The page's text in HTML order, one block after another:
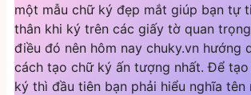
một mẫu chữ ký đẹp mắt giúp bạn tự
thân khi ký trên các giấy tờ quan
điều đó nên hôm nay chuky.vn hướng
cách tạo chữ ký ấn tượng nhất. Để
ký thì đầu tiên bạn phải hiểu nghĩa tên